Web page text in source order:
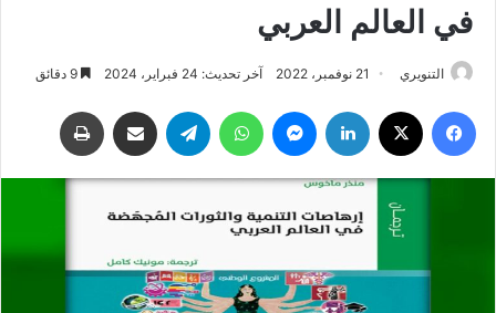
في العالم العربي
التنويري 21 نوفمبر، 2022 آخر تحديث: 24 فبراير، 2024
فيسبوك لينكدإن ماسنجر واتساب تيلقرام مشاركة عبر البريد